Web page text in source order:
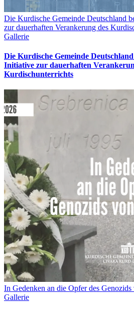
Die Kurdische Gemeinde Deutschland
zur dauerhaften Verankerung des
Gallerie
Die Kurdische Gemeinde
Initiative zur dauerhaften
Kurdischunterrichts
In Gedenken an die Opfer des Genozids
Gallerie